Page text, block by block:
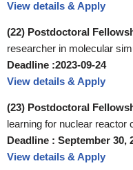
View details & Apply
(22) Postdoctoral
researcher in molecular
Deadline :2023-09-24
View details & Apply
(23) Postdoctoral
learning for nuclear reactor
Deadline : September 30,
View details & Apply